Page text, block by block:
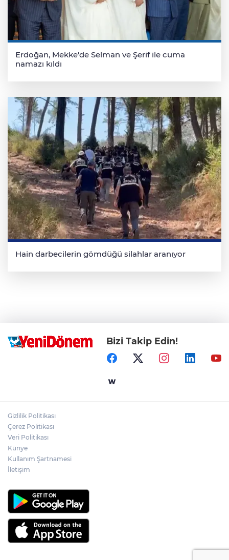
Erdoğan, Mekke'de Selman ve Şerif ile cuma
namazı kıldı
Hain darbecilerin gömdüğü silahlar aranıyor
Bizi Takip Edin!
Gizlilik Politikası
Çerez Politikası
Veri Politikası
Künye
Kullanım Şartnamesi
İletişim